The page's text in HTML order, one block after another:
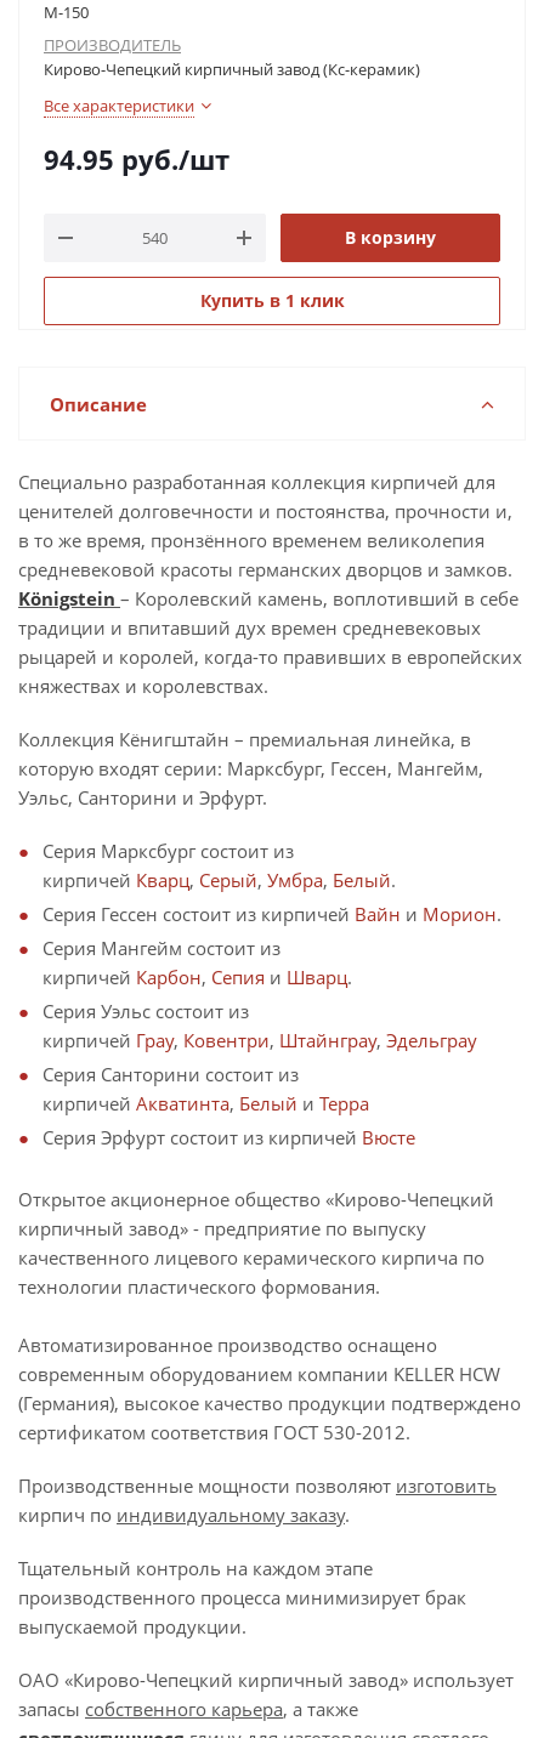
М-150
ПРОИЗВОДИТЕЛЬ
Кирово-Чепецкий кирпичный завод (Кс-керамик)
Все характеристики
94.95 руб./шт
В корзину
Купить в 1 клик
Описание
Специально разработанная коллекция кирпичей для
ценителей долговечности и постоянства, прочности и,
в то же время, пронзённого временем великолепия
средневековой красоты германских дворцов и замков.
Königstein – Королевский камень, воплотивший в себе
традиции и впитавший дух времен средневековых
рыцарей и королей, когда-то правивших в европейских
княжествах и королевствах.
Коллекция Кёнигштайн – премиальная линейка, в
которую входят серии: Марксбург, Гессен, Мангейм,
Уэльс, Санторини и Эрфурт.
Серия Марксбург состоит из
кирпичей Кварц, Серый, Умбра, Белый.
Серия Гессен состоит из кирпичей Вайн и Морион.
Серия Мангейм состоит из
кирпичей Карбон, Сепия и Шварц.
Серия Уэльс состоит из
кирпичей Грау, Ковентри, Штайнграу, Эдельграу
Серия Санторини состоит из
кирпичей Акватинта, Белый и Терра
Серия Эрфурт состоит из кирпичей Вюсте
Открытое акционерное общество «Кирово-Чепецкий
кирпичный завод» - предприятие по выпуску
качественного лицевого керамического кирпича по
технологии пластического формования.
Автоматизированное производство оснащено
современным оборудованием компании KELLER HCW
(Германия), высокое качество продукции подтверждено
сертификатом соответствия ГОСТ 530-2012.
Производственные мощности позволяют изготовить
кирпич по индивидуальному заказу.
Тщательный контроль на каждом этапе
производственного процесса минимизирует брак
выпускаемой продукции.
ОАО «Кирово-Чепецкий кирпичный завод» использует
запасы собственного карьера, а также